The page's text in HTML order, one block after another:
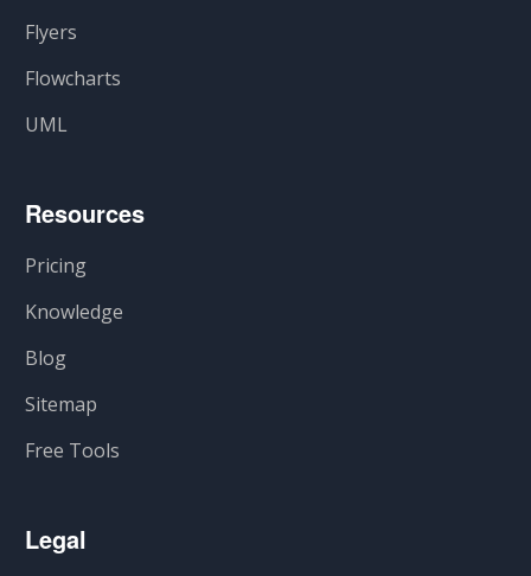
Flyers
Flowcharts
UML
Resources
Pricing
Knowledge
Blog
Sitemap
Free Tools
Legal